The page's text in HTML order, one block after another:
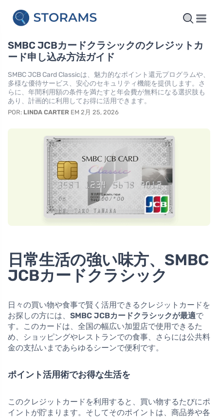
SMBC JCBカードクラシックのクレジットカ
ード申し込み方法ガイド
SMBC JCB Card Classicは、魅力的なポイント還元プログラムや、
多様な優待サービス、安心のセキュリティ機能を提供します。さ
らに、年間利用額の条件を満たすと年会費が無料になる選択肢も
あり、計画的に利用してお得に活用できます。
POR: LINDA CARTER EM 2月 25, 2026
日常生活の強い味方、SMBC
JCBカードクラシック
日々の買い物や食事で賢く活用できるクレジットカードを
お探しの方には、 SMBC JCBカードクラシックが最適で
す。このカードは、全国の幅広い加盟店で使用できるた
め、ショッピングやレストランでの食事、さらには公共料
金の支払いまであらゆるシーンで便利です。
ポイント活用術でお得な生活を
このクレジットカードを利用すると、買い物するたびにポ
イントが貯まります。そしてそのポイントは、商品券や各